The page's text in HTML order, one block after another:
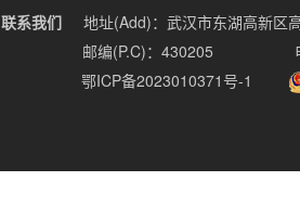
联系我们
地址(Add)：武汉市东湖高新区
邮编(P.C)：430205
鄂ICP备2023010371号-1